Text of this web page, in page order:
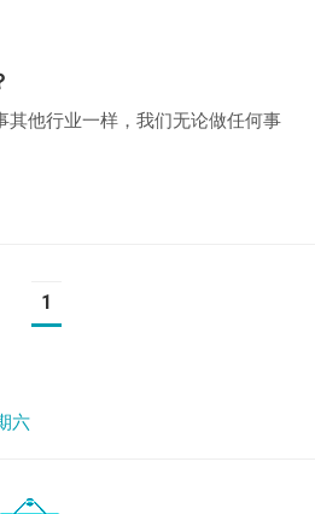
其他行业一样，我们无论做任何事
1
六